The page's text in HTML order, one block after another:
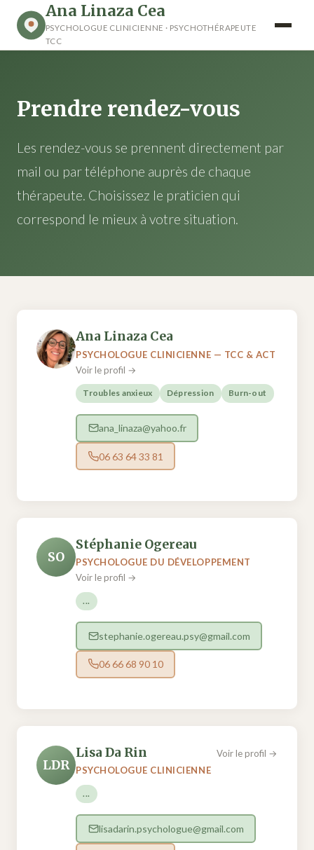
Ana Linaza Cea
PSYCHOLOGUE CLINICIENNE · PSYCHOTHÉRAPEUTE
TCC
Prendre rendez-vous
Les rendez-vous se prennent directement par
mail ou par téléphone auprès de chaque
thérapeute. Choisissez le praticien qui
correspond le mieux à votre situation.
Ana Linaza Cea
PSYCHOLOGUE CLINICIENNE — TCC & ACT
Voir le profil →
Troubles anxieux Dépression Burn-out
ana_linaza@yahoo.fr
06 63 64 33 81
SO
Stéphanie Ogereau
PSYCHOLOGUE DU DÉVELOPPEMENT
Voir le profil →
...
stephanie.ogereau.psy@gmail.com
06 66 68 90 10
LDR
Lisa Da Rin
PSYCHOLOGUE CLINICIENNE
Voir le profil →
...
lisadarin.psychologue@gmail.com